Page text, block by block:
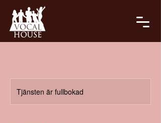
Tjänsten är fullbokad